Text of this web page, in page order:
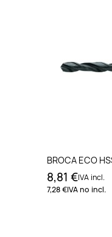
BROCA ECO
8,81 €IVA incl.
7,28 €IVA no incl.